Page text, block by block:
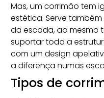
Mas, um corrimão tem
estética. Serve
da escada, ao mesmo
suportar toda a
com um design
a diferença numas
Tipos de